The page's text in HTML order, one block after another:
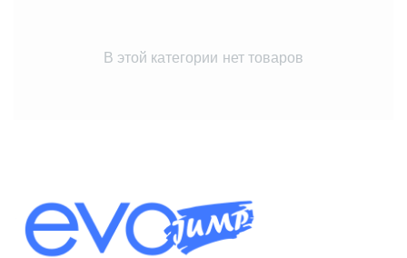
В этой категории нет товаров